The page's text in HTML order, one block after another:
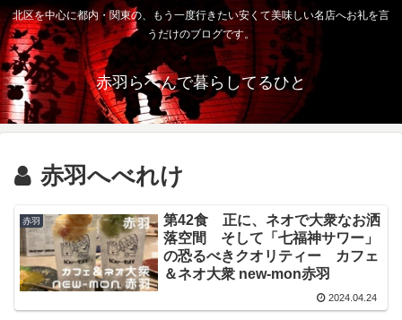
北区を中心に都内・関東の、もう一度行きたい安くて美味しい名店へお礼を言
うだけのブログです。
赤羽らへんで暮らしてるひと
赤羽へべれけ
赤羽
第42食 正に、ネオで大衆なお洒
落空間 そして「七福神サワー」
の恐るべきクオリティー カフェ
＆ネオ大衆 new-mon赤羽
2024.04.24